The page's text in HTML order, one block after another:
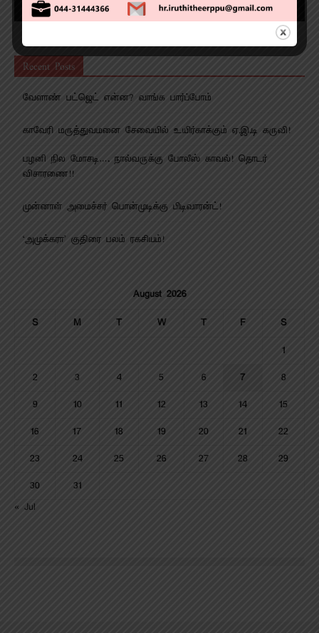
Recent Posts
வேளாண் பட்ஜெட் என்ன? வாங்க பார்ப்போம்
காவேரி மருத்துவமனை சேவையில் உயிர்காக்கும் ஏ.இ.டி கருவி!
பழனி நில மோசடி…. நால்வருக்கு போலீஸ் காவல்! தொடர்
விசாரணை!!
முன்னாள் அமைச்சர் பொன்முடிக்கு பிடிவாரன்ட்!
‘அமுக்கரா’ குதிரை பலம் ரகசியம்!
August 2026
S M T W T F S
1
2 3 4 5 6 7 8
9 10 11 12 13 14 15
16 17 18 19 20 21 22
23 24 25 26 27 28 29
30
31
« Jul